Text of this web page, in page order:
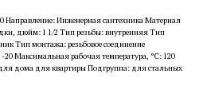
Направление: Инженерная сантехника Материал
дюйм: 1 1/2 Тип резьбы: внутренняя Тип
Тип монтажа: резьбовое соединение
Максимальная рабочая температура, °С: 120
дома для квартиры Подгруппа: для стальных